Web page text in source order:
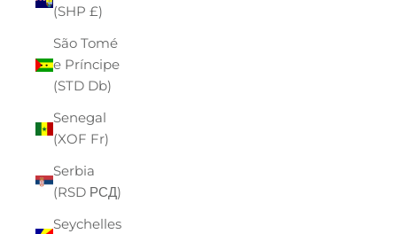
(SHP £)
São Tomé
e Príncipe
(STD Db)
Senegal
(XOF Fr)
Serbia
(RSD РСД)
Seychelles